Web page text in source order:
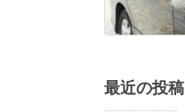
最近の投稿